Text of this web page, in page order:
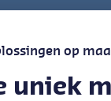
op
uniek